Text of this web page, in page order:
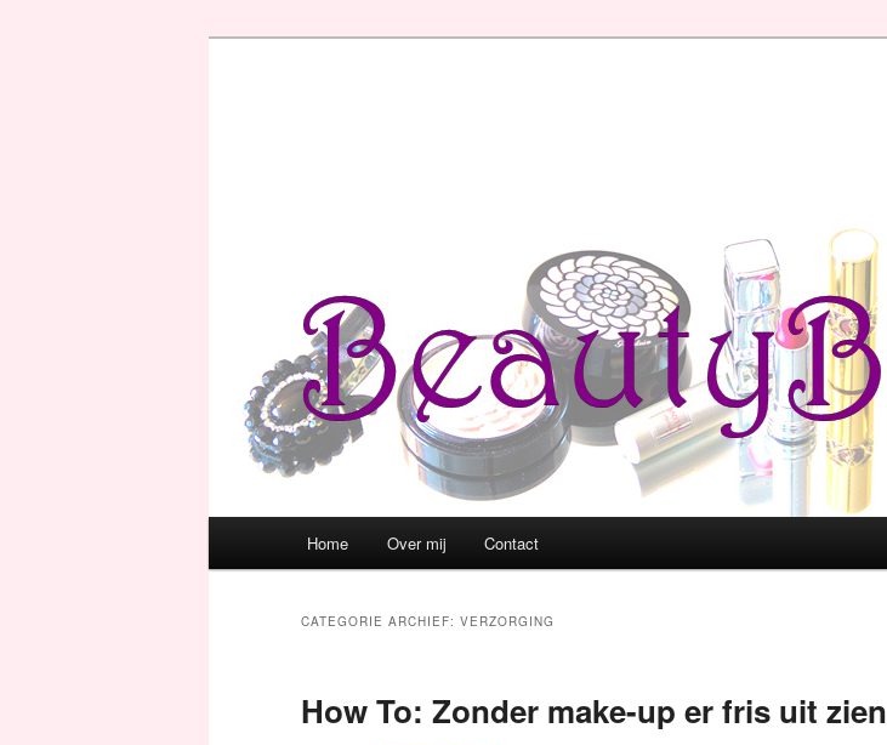
Spring naar de primaire inhoud
Spring naar de secundaire inhoud
Home Over mij Contact
CATEGORIE ARCHIEF: VERZORGING
How To: Zonder make-up er fris uit zien